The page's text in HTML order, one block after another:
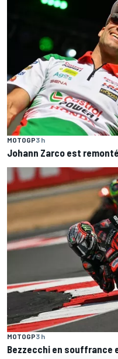
MOTOGP3 h
Johann Zarco est
MOTOGP3 h
Bezzecchi en souffrance